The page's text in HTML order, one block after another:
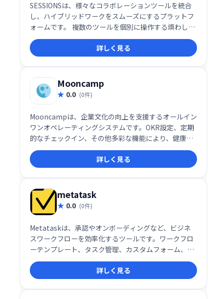
SESSIONSは、様々なコラボレーションツールを統合
し、ハイブリッドワークをスムーズにするプラットフ
ォームです。 複数のツールを個別に操作する煩わしさ
を解消し、1つの場所で全てのコミュニケーションを
管理できます。 効率的な情報共有と円滑なチームワー
クを実現し、生産性の向上に貢献します。
詳しく見る
Mooncamp
0.0 (0件)
Mooncampは、企業文化の向上を支援するオールイン
ワンオペレーティングシステムです。OKR設定、定期
的なチェックイン、その他多彩な機能により、健康で
幸福感にあふれ、高いパフォーマンスを発揮できる職
場環境を実現します。社員のエンゲージメントを高
め、組織全体の成長を促進します。
詳しく見る
metatask
0.0 (0件)
Metataskは、承認やオンボーディングなど、ビジネ
スワークフローを効率化するツールです。ワークフロ
ーテンプレート、タスク管理、カスタムフォーム、チ
ャット機能などを備え、社内プロセスの作成・整理を
支援します。Zapier連携にも対応し、ブランドの一貫
性を保ちながら、業務効率の向上を実現します。チー
ムの生産性向上に最適なソリューションです。
詳しく見る